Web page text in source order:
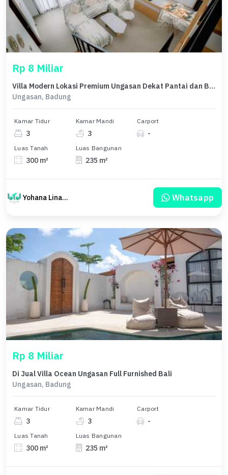
Rp 8 Miliar
Villa Modern Lokasi Premium Ungasan Dekat Pantai dan Beach Club
Ungasan, Badung
Kamar Tidur
3
Kamar Mandi
3
Carport
-
Luas Tanah
300 m²
Luas Bangunan
235 m²
Yohana Linawati Sutanto Whatsapp
Rp 8 Miliar
Di Jual Villa Ocean Ungasan Full Furnished Bali
Ungasan, Badung
Kamar Tidur
3
Kamar Mandi
3
Carport
-
Luas Tanah
300 m²
Luas Bangunan
235 m²